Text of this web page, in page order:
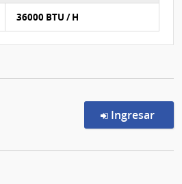
36000 BTU / H
Ingresar